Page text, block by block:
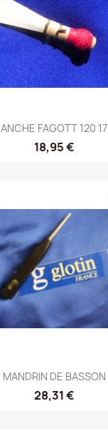
ANCHE FAGOTT 120 17
18,95 €
MANDRIN DE BASSON
28,31 €